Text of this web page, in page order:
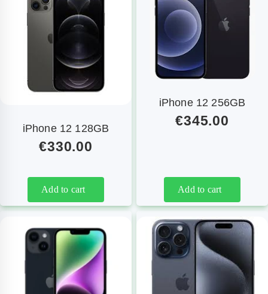
iPhone 12 128GB
€330.00
Add to cart
iPhone 12 256GB
€345.00
Add to cart